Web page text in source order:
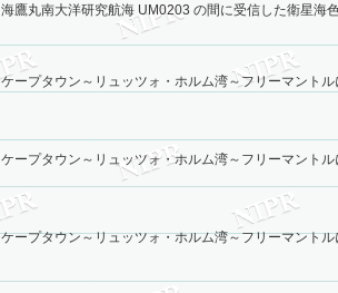
海鷹丸南大洋研究航海 UM0203 の間に受信した衛星海
ケープタウン～リュッツォ・ホルム湾～フリーマント
ケープタウン～リュッツォ・ホルム湾～フリーマント
ケープタウン～リュッツォ・ホルム湾～フリーマント